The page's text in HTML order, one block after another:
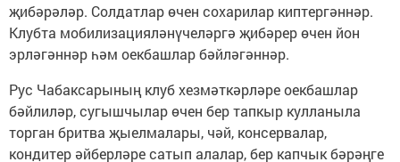
җибәрәләр. Солдатлар өчен сохарилар киптергәннәр.
Клубта мобилизацияләнүчеләргә җибәрер өчен йон
эрләгәннәр һәм оекбашлар бәйләгәннәр.
Рус Чабаксарының клуб хезмәткәрләре оекбашлар
бәйлиләр, сугышчылар өчен бер тапкыр кулланыла
торган бритва җыелмалары, чәй, консервалар,
кондитер әйберләре сатып алалар, бер капчык бәрәңге